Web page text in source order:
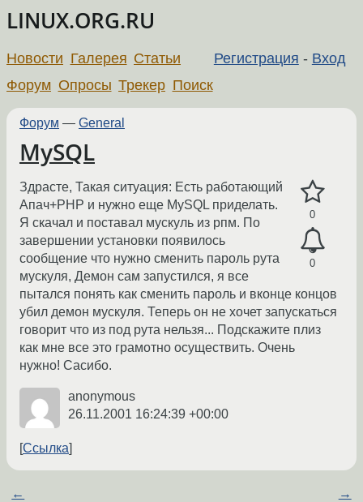
LINUX.ORG.RU
Регистрация - Вход
Новости Галерея Статьи
Форум Опросы Трекер Поиск
Форум — General
MySQL
0
0
Здрасте, Такая ситуация: Есть работающий
Апач+PHP и нужно еще MySQL приделать.
Я скачал и поставал мускуль из рпм. По
завершении установки появилось
сообщение что нужно сменить пароль рута
мускуля, Демон сам запустился, я все
пытался понять как сменить пароль и вконце концов
убил демон мускуля. Теперь он не хочет запускаться
говорит что из под рута нельзя... Подскажите плиз
как мне все это грамотно осуществить. Очень
нужно! Сасибо.
anonymous
26.11.2001 16:24:39 +00:00
Ссылка
← →